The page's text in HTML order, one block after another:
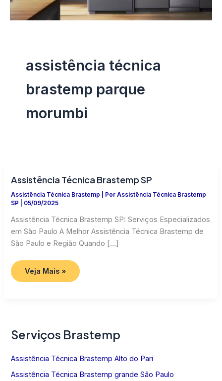
assistência técnica
brastemp parque
morumbi
Assistência Técnica Brastemp SP
Assistência Técnica Brastemp | PorAssistência Técnica Brastemp
SP
05/09/2025
Assistência Técnica Brastemp SP: Serviços Especializados
em São Paulo A Melhor Assistência Técnica Brastemp de
São Paulo e Região Quando […]
Assistência
Técnica
Brastemp
Veja Mais »
Serviços Brastemp
Assistência Técnica Brastemp Alto do Pari
Assistência Técnica Brastemp grande São Paulo